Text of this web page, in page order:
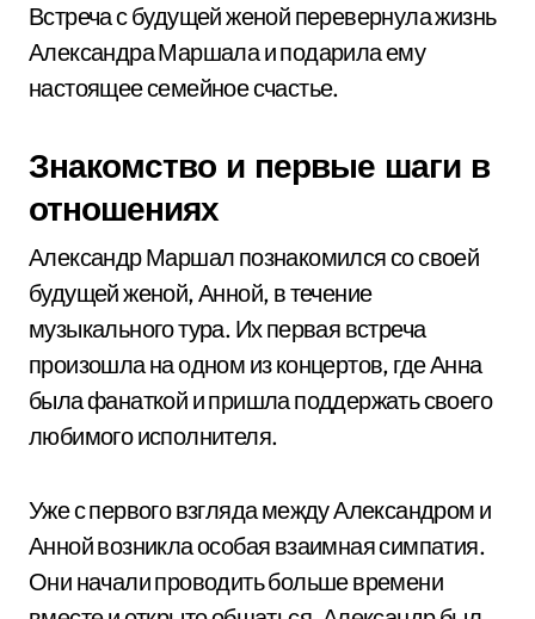
Встреча с будущей женой перевернула жизнь
Александра Маршала и подарила ему
настоящее семейное счастье.
Знакомство и первые шаги в
отношениях
Александр Маршал познакомился со своей
будущей женой, Анной, в течение
музыкального тура. Их первая встреча
произошла на одном из концертов, где Анна
была фанаткой и пришла поддержать своего
любимого исполнителя.
Уже с первого взгляда между Александром и
Анной возникла особая взаимная симпатия.
Они начали проводить больше времени